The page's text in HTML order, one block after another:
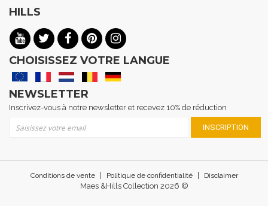
HILLS
CHOISISSEZ VOTRE LANGUE
NEWSLETTER
Inscrivez-vous à notre newsletter et recevez 10% de réduction
INSCRIPTION
Conditions de vente | Politique de confidentialité | Disclaimer
Maes &Hills Collection 2026 ©